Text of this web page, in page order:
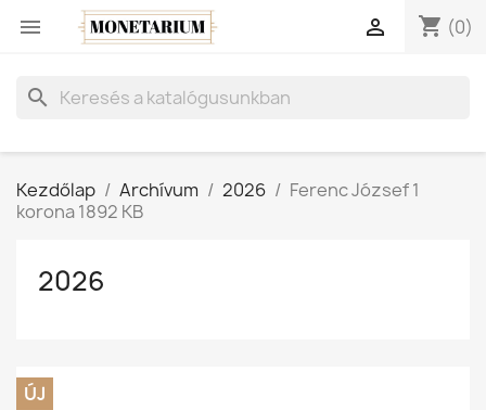
 shopping_cart (0)

search
Kezdőlap Archívum 2026
Ferenc József 1
korona 1892 KB
2026
ÚJ